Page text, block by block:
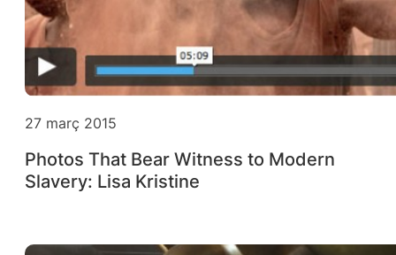
27 març 2015
Photos That Bear Witness to Modern
Slavery: Lisa Kristine